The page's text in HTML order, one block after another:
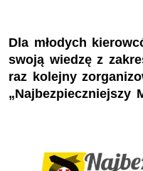
Dla młodych
swoją wiedzę z
raz kolejny
„Najbezpieczniejszy